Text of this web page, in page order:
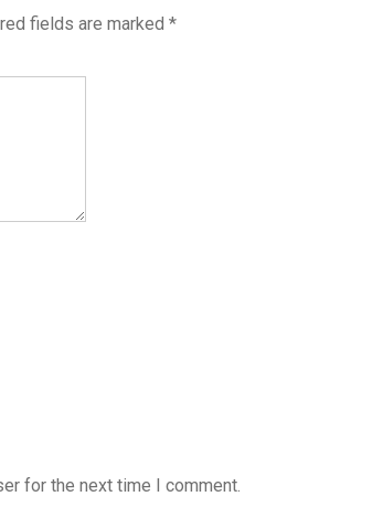
fields are marked *
for the next time I comment.